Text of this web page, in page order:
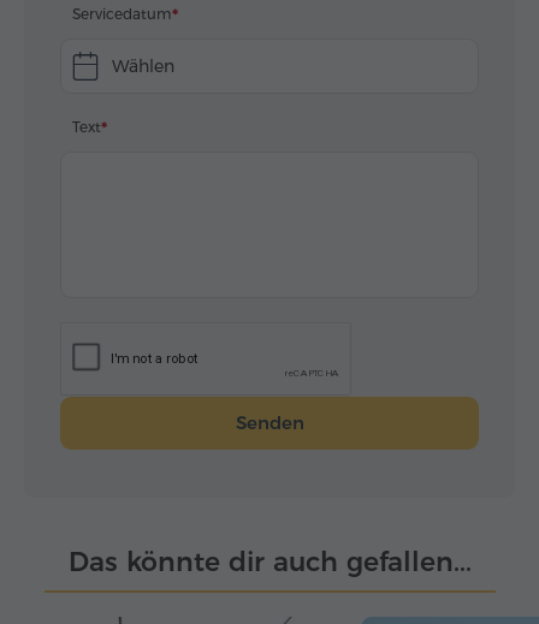
Servicedatum
Wählen
Text
Senden
Das könnte dir auch gefallen...